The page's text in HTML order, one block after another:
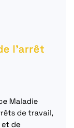
l’arrêt
Maladie
de travail,
de